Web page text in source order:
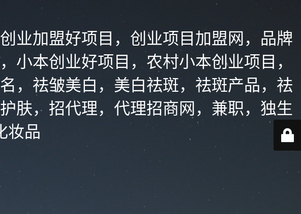
业加盟好项目，创业项目加盟网，品牌
本创业好项目，农村小本创业项目，
，祛皱美白，美白祛斑，祛斑产品，祛
肤，招代理，代理招商网，兼职，独生
妆品